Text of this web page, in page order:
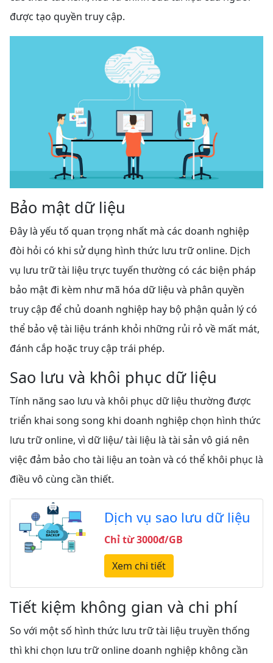
được tạo quyền truy cập.
Bảo mật dữ liệu
Đây là yếu tố quan trọng nhất mà các doanh nghiệp
đòi hỏi có khi sử dụng hình thức lưu trữ online. Dịch
vụ lưu trữ tài liệu trực tuyến thường có các biện pháp
bảo mật đi kèm như mã hóa dữ liệu và phân quyền
truy cập để chủ doanh nghiệp hay bộ phận quản lý có
thể bảo vệ tài liệu tránh khỏi những rủi rỏ về mất mát,
đánh cắp hoặc truy cập trái phép.
Sao lưu và khôi phục dữ liệu
Tính năng sao lưu và khôi phục dữ liệu thường được
triển khai song song khi doanh nghiệp chọn hình thức
lưu trữ online, vì dữ liệu/ tài liệu là tài sản vô giá nên
việc đảm bảo cho tài liệu an toàn và có thể khôi phục là
điều vô cùng cần thiết.
Dịch vụ sao lưu dữ liệu
Chỉ từ 3000đ/GB
Xem chi tiết
Tiết kiệm không gian và chi phí
So với một số hình thức lưu trữ tài liệu truyền thống
thì khi chọn lưu trữ online doanh nghiệp không cần